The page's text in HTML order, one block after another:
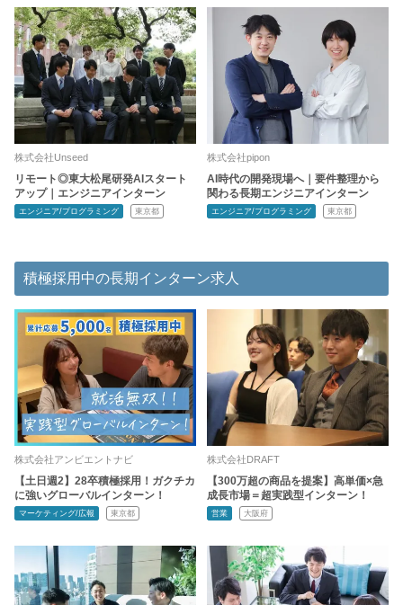
株式会社Unseed
リモート◎東大松尾研発AIスタート
アップ｜エンジニアインターン
エンジニア/プログラミング 東京都
株式会社pipon
AI時代の開発現場へ｜要件整理から
関わる長期エンジニアインターン
エンジニア/プログラミング 東京都
積極採用中の長期インターン求人
株式会社アンビエントナビ
【土日週2】28卒積極採用！ガクチカ
に強いグローバルインターン！
マーケティング/広報 東京都
株式会社DRAFT
【300万超の商品を提案】高単価×急
成長市場＝超実践型インターン！
営業 大阪府